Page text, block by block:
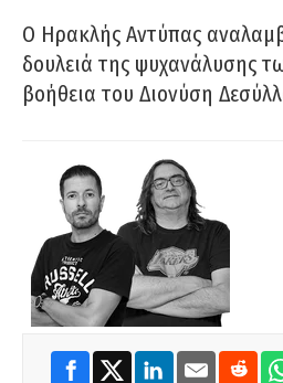
Ο Ηρακλής Αντύπας
δουλειά της ψυχανάλυσης
βοήθεια του Διονύση